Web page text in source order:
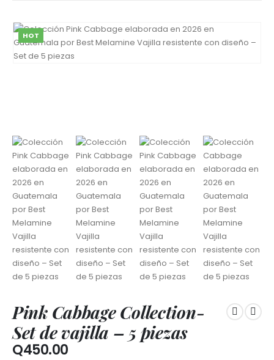
HOT
Pink Cabbage Collection-
Set de vajilla – 5 piezas
Q450.00